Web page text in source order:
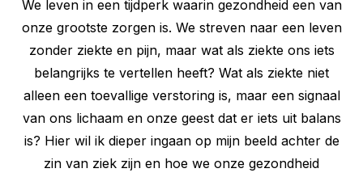
We leven in een tijdperk waarin gezondheid een van
onze grootste zorgen is. We streven naar een leven
zonder ziekte en pijn, maar wat als ziekte ons iets
belangrijks te vertellen heeft? Wat als ziekte niet
alleen een toevallige verstoring is, maar een signaal
van ons lichaam en onze geest dat er iets uit balans
is? Hier wil ik dieper ingaan op mijn beeld achter de
zin van ziek zijn en hoe we onze gezondheid